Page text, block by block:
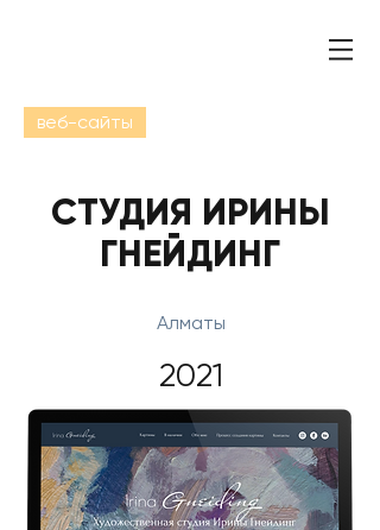
веб-сайты
СТУДИЯ ИРИНЫ
ГНЕЙДИНГ
Алматы
2021